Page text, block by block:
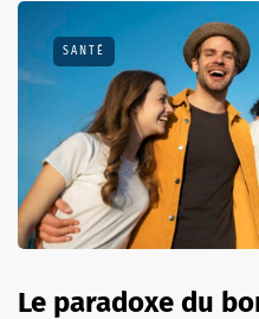
SANTÉ
Le paradoxe du